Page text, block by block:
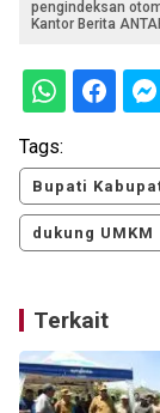
pengindeksan
Kantor Berita
Tags:
Bupati
dukung UMKM
Terkait